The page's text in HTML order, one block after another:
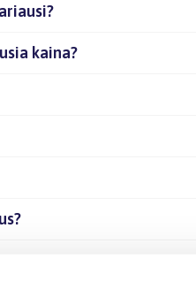
kaina?